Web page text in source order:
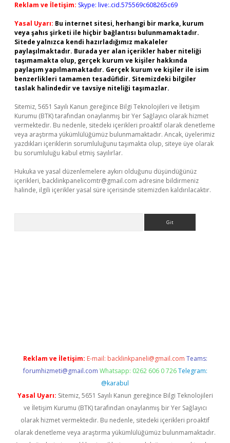
Reklam ve İletişim: Skype: live:.cid.575569c608265c69
Yasal Uyarı: Bu internet sitesi, herhangi bir marka, kurum
veya şahıs şirketi ile hiçbir bağlantısı bulunmamaktadır.
Sitede yalnızca kendi hazırladığımız makaleler
paylaşılmaktadır. Burada yer alan içerikler haber niteliği
taşımamakta olup, gerçek kurum ve kişiler hakkında
paylaşım yapılmamaktadır. Gerçek kurum ve kişiler ile isim
benzerlikleri tamamen tesadüfidir. Sitemizdeki bilgiler
taslak halindedir ve tavsiye niteliği taşımazlar.
Sitemiz, 5651 Sayılı Kanun gereğince Bilgi Teknolojileri ve İletişim
Kurumu (BTK) tarafından onaylanmış bir Yer Sağlayıcı olarak hizmet
vermektedir. Bu nedenle, sitedeki içerikleri proaktif olarak denetleme
veya araştırma yükümlülüğümüz bulunmamaktadır. Ancak, üyelerimiz
yazdıkları içeriklerin sorumluluğunu taşımakta olup, siteye üye olarak
bu sorumluluğu kabul etmiş sayılırlar.
Hukuka ve yasal düzenlemelere aykırı olduğunu düşündüğünüz
içerikleri, backlinkpanelicomtr@gmail.com adresine bildirmeniz
halinde, ilgili içerikler yasal süre içerisinde sitemizden kaldırılacaktır.
Reklam ve İletişim: E-mail: backlinkpaneli@gmail.com Teams:
forumhizmeti@gmail.com Whatsapp: 0262 606 0 726 Telegram:
@karabul
Yasal Uyarı: Sitemiz, 5651 Sayılı Kanun gereğince Bilgi Teknolojileri
ve İletişim Kurumu (BTK) tarafından onaylanmış bir Yer Sağlayıcı
olarak hizmet vermektedir. Bu nedenle, sitedeki içerikleri proaktif
olarak denetleme veya araştırma yükümlülüğümüz bulunmamaktadır.